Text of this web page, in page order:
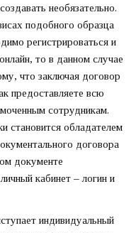
необязательно.
подобного образца
регистрироваться и
то в данном случае
что заключая договор
предоставляете всю
сотрудникам.
становится обладателем
договора
документе
кабинет – логин и
индивидуальный